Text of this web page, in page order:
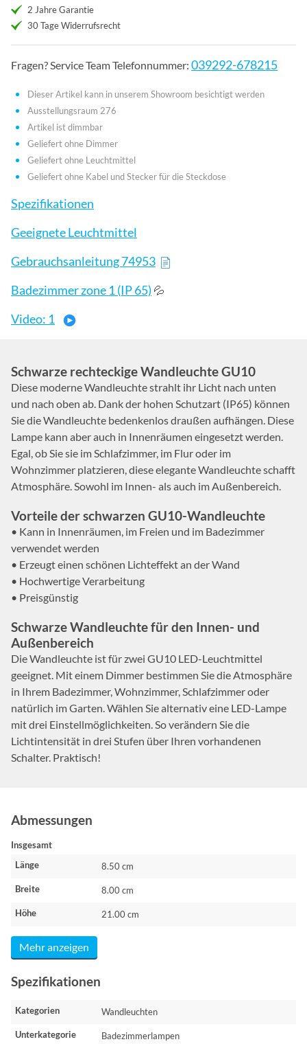
2 Jahre Garantie
30 Tage Widerrufsrecht
Fragen? Service Team Telefonnummer: 039292-678215
Dieser Artikel kann in unserem Showroom besichtigt werden
Ausstellungsraum 276
Artikel ist dimmbar
Geliefert ohne Dimmer
Geliefert ohne Leuchtmittel
Geliefert ohne Kabel und Stecker für die Steckdose
Spezifikationen
Geeignete Leuchtmittel
Gebrauchsanleitung 74953
Badezimmer zone 1 (IP 65) 💦
Video: 1
Schwarze rechteckige Wandleuchte GU10
Diese moderne Wandleuchte strahlt ihr Licht nach unten
und nach oben ab. Dank der hohen Schutzart (IP65) können
Sie die Wandleuchte bedenkenlos draußen aufhängen. Diese
Lampe kann aber auch in Innenräumen eingesetzt werden.
Egal, ob Sie sie im Schlafzimmer, im Flur oder im
Wohnzimmer platzieren, diese elegante Wandleuchte schafft
Atmosphäre. Sowohl im Innen- als auch im Außenbereich.
Vorteile der schwarzen GU10-Wandleuchte
• Kann in Innenräumen, im Freien und im Badezimmer
verwendet werden
• Erzeugt einen schönen Lichteffekt an der Wand
• Hochwertige Verarbeitung
• Preisgünstig
Schwarze Wandleuchte für den Innen- und
Außenbereich
Die Wandleuchte ist für zwei GU10 LED-Leuchtmittel
geeignet. Mit einem Dimmer bestimmen Sie die Atmosphäre
in Ihrem Badezimmer, Wohnzimmer, Schlafzimmer oder
natürlich im Garten. Wählen Sie alternativ eine LED-Lampe
mit drei Einstellmöglichkeiten. So verändern Sie die
Lichtintensität in drei Stufen über Ihren vorhandenen
Schalter. Praktisch!
Abmessungen
Insgesamt
Länge
8.50 cm
Breite 8.00 cm
Höhe 21.00 cm
Mehr anzeigen
Spezifikationen
Kategorien Wandleuchten
Unterkategorie
Badezimmerlampen